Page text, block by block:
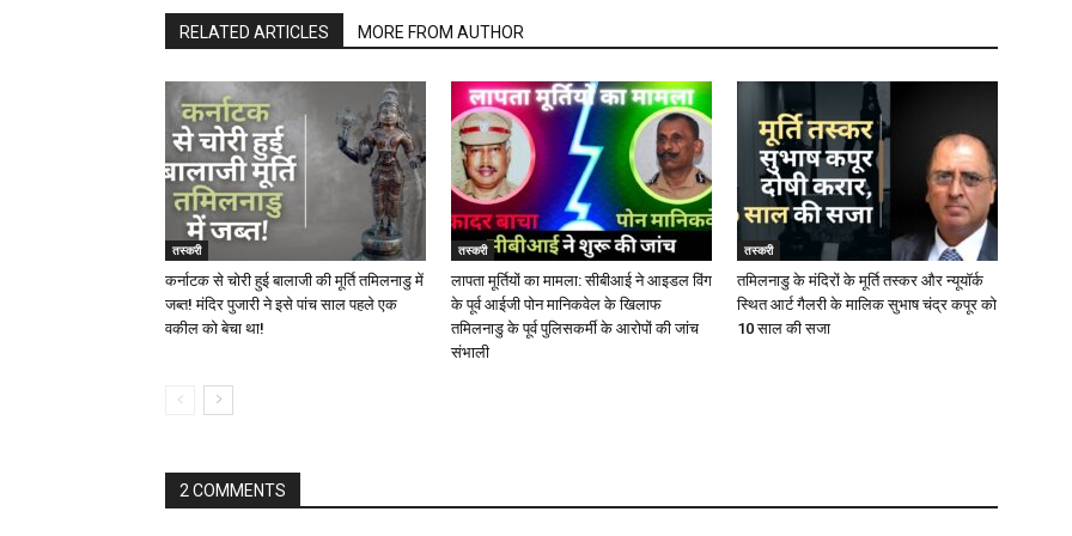
RELATED ARTICLES MORE FROM AUTHOR
तस्करी
कर्नाटक से चोरी हुई बालाजी की मूर्ति तमिलनाडु में
जब्त! मंदिर पुजारी ने इसे पांच साल पहले एक
वकील को बेचा था!
तस्करी
लापता मूर्तियों का मामला: सीबीआई ने आइडल विंग
के पूर्व आईजी पोन मानिकवेल के खिलाफ
तमिलनाडु के पूर्व पुलिसकर्मी के आरोपों की जांच
संभाली
तस्करी
तमिलनाडु के मंदिरों के मूर्ति तस्कर और न्यूयॉर्क
स्थित आर्ट गैलरी के मालिक सुभाष चंद्र कपूर को
10 साल की सजा
2 COMMENTS